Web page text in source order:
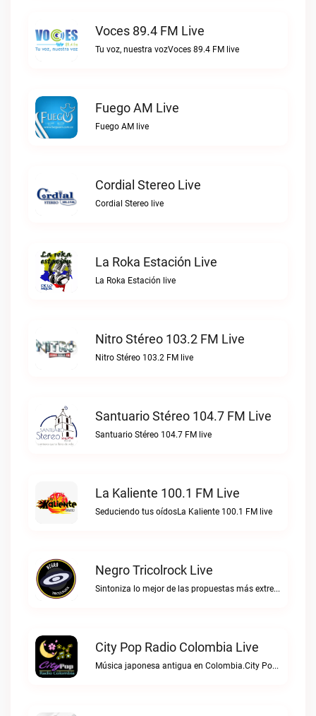
Voces 89.4 FM Live
Tu voz, nuestra vozVoces 89.4 FM live
Fuego AM Live
Fuego AM live
Cordial Stereo Live
Cordial Stereo live
La Roka Estación Live
La Roka Estación live
Nitro Stéreo 103.2 FM Live
Nitro Stéreo 103.2 FM live
Santuario Stéreo 104.7 FM Live
Santuario Stéreo 104.7 FM live
La Kaliente 100.1 FM Live
Seduciendo tus oídosLa Kaliente 100.1 FM live
Negro Tricolrock Live
Sintoniza lo mejor de las propuestas más extremas y virtuosas del metal colombianoNegro Tricolrock live
City Pop Radio Colombia Live
Música japonesa antigua en Colombia.City Pop Radio Colombia live